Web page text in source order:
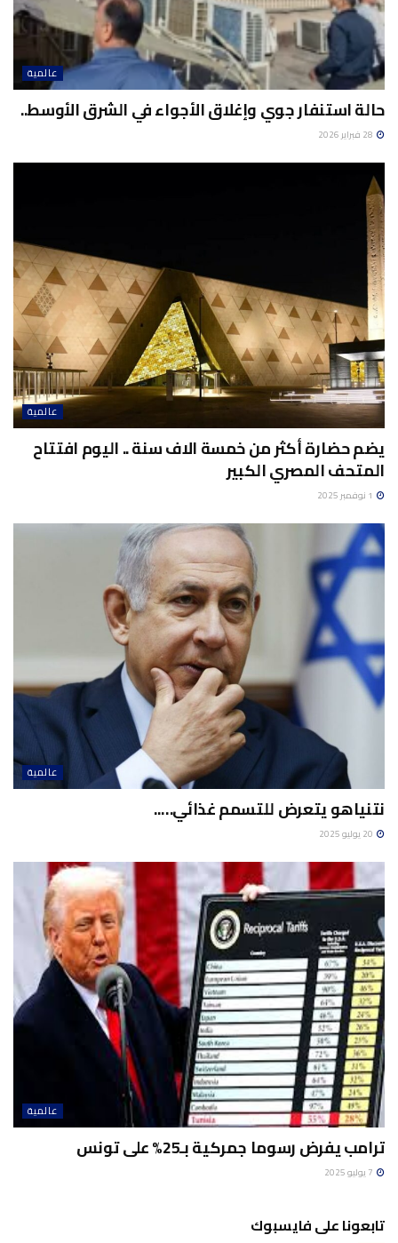
عالمية
حالة استنفار جوي وإغلاق الأجواء في الشرق الأوسط..
عالمية
يضم حضارة أكثر من خمسة الاف سنة .. اليوم افتتاح
المتحف المصري الكبير
عالمية
نتنياهو يتعرض للتسمم غذائي…..
عالمية
ترامب يفرض رسوما جمركية بـ25% على تونس
تابعونا على فايسبوك